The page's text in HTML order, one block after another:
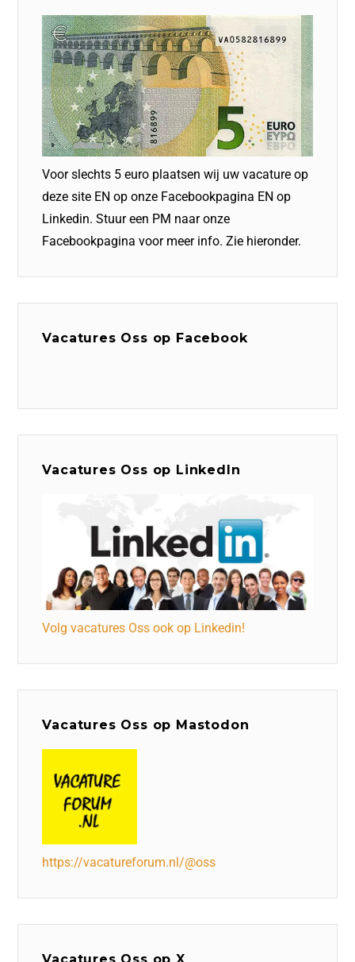
Voor slechts 5 euro plaatsen wij uw vacature op
deze site EN op onze Facebookpagina EN op
Linkedin. Stuur een PM naar onze
Facebookpagina voor meer info. Zie hieronder.
Vacatures Oss op Facebook
Vacatures Oss op LinkedIn
Volg vacatures Oss ook op Linkedin!
Vacatures Oss op Mastodon
https://vacatureforum.nl/@oss
Vacatures Oss op X